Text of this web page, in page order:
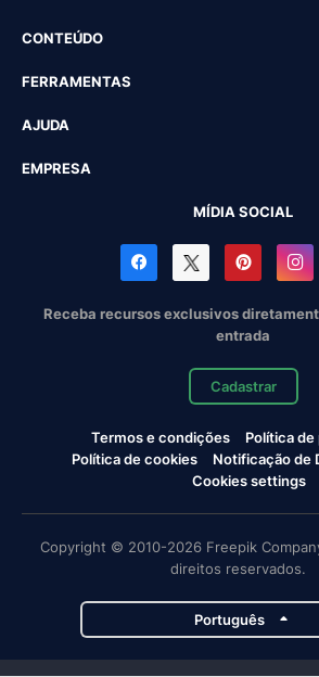
CONTEÚDO
FERRAMENTAS
AJUDA
EMPRESA
MÍDIA SOCIAL
Receba recursos exclusivos
entrada
Cadastrar
Termos e condições
Política
Política de cookies
Notificação de
Cookies settings
Copyright © 2010-2026 Freepik
direitos reservados.
Português